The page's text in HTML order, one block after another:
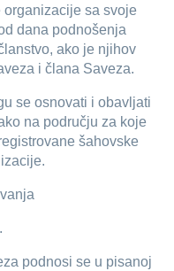
organizacije sa svoje
dana podnošenja
ako je njihov
i člana Saveza.
se osnovati i obavljati
na području za koje
šahovske
podnosi se u pisanoj